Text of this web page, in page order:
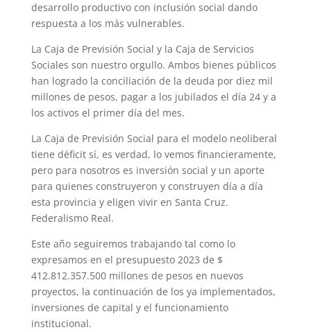
desarrollo productivo con inclusión social dando
respuesta a los más vulnerables.
La Caja de Previsión Social y la Caja de Servicios
Sociales son nuestro orgullo. Ambos bienes públicos
han logrado la conciliación de la deuda por diez mil
millones de pesos, pagar a los jubilados el día 24 y a
los activos el primer día del mes.
La Caja de Previsión Social para el modelo neoliberal
tiene déficit sí, es verdad, lo vemos financieramente,
pero para nosotros es inversión social y un aporte
para quienes construyeron y construyen día a día
esta provincia y eligen vivir en Santa Cruz.
Federalismo Real.
Este año seguiremos trabajando tal como lo
expresamos en el presupuesto 2023 de $
412.812.357.500 millones de pesos en nuevos
proyectos, la continuación de los ya implementados,
inversiones de capital y el funcionamiento
institucional.